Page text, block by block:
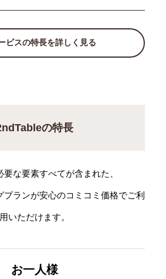
ビスの特長を詳しく見る
の特長
な要素すべてが含まれた、
プランが安心のコミコミ価格でご利
用いただけます。
お一人様